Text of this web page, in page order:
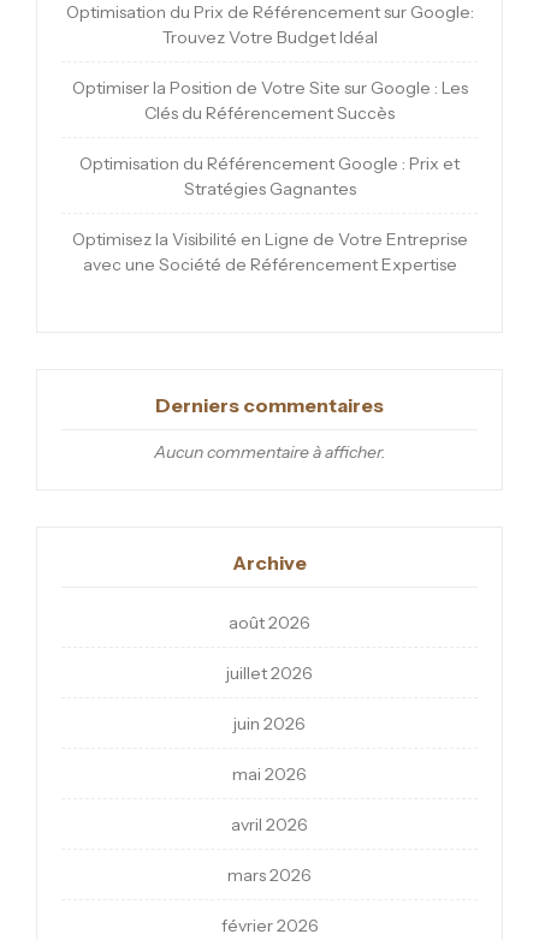
Optimisation du Prix de Référencement sur Google:
Trouvez Votre Budget Idéal
Optimiser la Position de Votre Site sur Google : Les
Clés du Référencement Succès
Optimisation du Référencement Google : Prix et
Stratégies Gagnantes
Optimisez la Visibilité en Ligne de Votre Entreprise
avec une Société de Référencement Expertise
Derniers commentaires
Aucun commentaire à afficher.
Archive
août 2026
juillet 2026
juin 2026
mai 2026
avril 2026
mars 2026
février 2026